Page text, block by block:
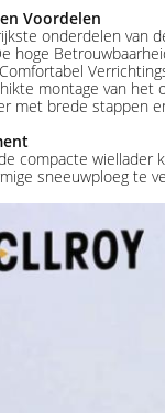
Voordelen
onderdelen van
hoge
montage van het
met brede stappen
de compacte
sneeuwploeg te